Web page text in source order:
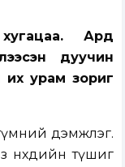
Ард
дуучин
их урам зориг
дэмжлэг.
нөхдийн түшиг